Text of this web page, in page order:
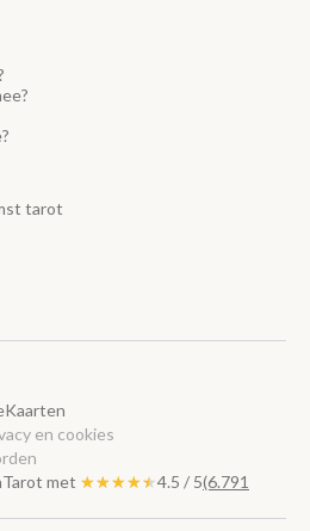
tarot
Kaarten
en cookies
met ★★★★★
★★★★★4.5 / 5(6.791